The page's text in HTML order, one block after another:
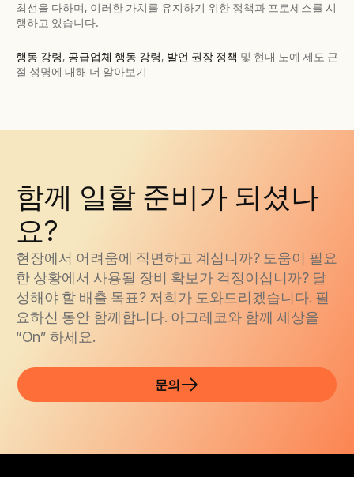
최선을 다하며, 이러한 가치를 유지하기 위한 정책과 프로세스를 시
행하고 있습니다.
행동 강령, 공급업체 행동 강령, 발언 권장 정책 및 현대 노예 제도 근
절 성명에 대해 더 알아보기
함께 일할 준비가 되셨나
요?
현장에서 어려움에 직면하고 계십니까? 도움이 필요
한 상황에서 사용될 장비 확보가 걱정이십니까? 달
성해야 할 배출 목표? 저희가 도와드리겠습니다. 필
요하신 동안 함께합니다. 아그레코와 함께 세상을
“On” 하세요.
문의